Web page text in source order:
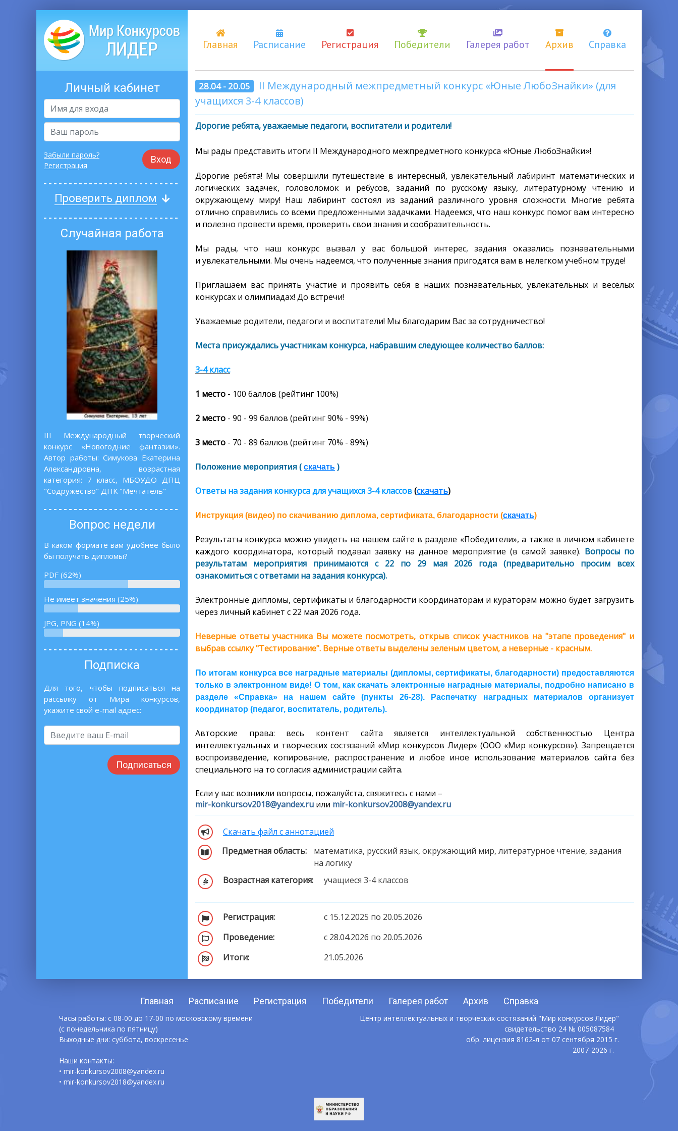
Главная Расписание Регистрация Победители Галерея работ Архив Справка
Личный кабинет
Вход
Забыли пароль?
Регистрация
Проверить диплом
Случайная работа
III Международный творческий
конкурс «Новогодние фантазии».
Автор работы: Симукова Екатерина
Александровна, возрастная
категория: 7 класс, МБОУДО ДПЦ
"Содружество" ДПК "Мечтатель"
Вопрос недели
В каком формате вам удобнее было
бы получать дипломы?
PDF (62%)
Не имеет значения (25%)
JPG, PNG (14%)
Подписка
Для того, чтобы подписаться на
рассылку от Мира конкурсов,
укажите свой e-mail адрес:
Подписаться
28.04 - 20.05
II Международный межпредметный конкурс «Юные ЛюбоЗнайки» (для
учащихся 3-4 классов)
Дорогие ребята, уважаемые педагоги, воспитатели и родители!
Мы рады представить итоги II Международного межпредметного конкурса «Юные ЛюбоЗнайки»!
Дорогие ребята! Мы совершили путешествие в интересный, увлекательный лабиринт математических и
логических задачек, головоломок и ребусов, заданий по русскому языку, литературному чтению и
окружающему миру! Наш лабиринт состоял из заданий различного уровня сложности. Многие ребята
отлично справились со всеми предложенными задачками. Надеемся, что наш конкурс помог вам интересно
и полезно провести время, проверить свои знания и сообразительность.
Мы рады, что наш конкурс вызвал у вас большой интерес, задания оказались познавательными
и увлекательными. Мы очень надеемся, что полученные знания пригодятся вам в нелегком учебном труде!
Приглашаем вас принять участие и проявить себя в наших познавательных, увлекательных и весёлых
конкурсах и олимпиадах! До встречи!
Уважаемые родители, педагоги и воспитатели! Мы благодарим Вас за сотрудничество!
Места присуждались участникам конкурса, набравшим следующее количество баллов:
3-4 класс
1 место - 100 баллов (рейтинг 100%)
2 место - 90 - 99 баллов (рейтинг 90% - 99%)
3 место - 70 - 89 баллов (рейтинг 70% - 89%)
Положение мероприятия ( скачать )
Ответы на задания конкурсадля учащихся 3-4 классов(скачать)
Инструкция (видео) по скачиванию диплома, сертификата, благодарности (скачать)
Результаты конкурса можно увидеть на нашем сайте в разделе «Победители», а также в личном кабинете
каждого координатора, который подавал заявку на данное мероприятие (в самой заявке). Вопросы по
результатам мероприятия принимаются с 22 по 29 мая 2026 года (предварительно просим всех
ознакомиться с ответами на задания конкурса).
Электронные дипломы, сертификаты и благодарности координаторам и кураторам можно будет загрузить
через личный кабинет с 22 мая 2026 года.
Неверные ответы участника Вы можете посмотреть, открыв список участников на "этапе проведения" и
выбрав ссылку "Тестирование". Верные ответы выделены зеленым цветом, а неверные - красным.
По итогам конкурса все наградные материалы (дипломы, сертификаты, благодарности) предоставляются
только в электронном виде! О том, как скачать электронные наградные материалы, подробно написано в
разделе «Справка» на нашем сайте (пункты 26-28). Распечатку наградных материалов организует
координатор (педагог, воспитатель, родитель).
Авторские права: весь контент сайта является интеллектуальной собственностью Центра
интеллектуальных и творческих состязаний «Мир конкурсов Лидер» (ООО «Мир конкурсов»). Запрещается
воспроизведение, копирование, распространение и любое иное использование материалов сайта без
специального на то согласия администрации сайта.
Если у вас возникли вопросы, пожалуйста, свяжитесь с нами –
mir-konkursov2018@yandex.ru или mir-konkursov2008@yandex.ru
Скачать файл с аннотацией
Предметная область:
математика, русский язык, окружающий мир, литературное чтение, задания
на логику
Возрастная категория:
учащиеся 3-4 классов
Регистрация:
c 15.12.2025 по 20.05.2026
Проведение:
c 28.04.2026 по 20.05.2026
Итоги:
21.05.2026
Главная Расписание Регистрация Победители Галерея работ Архив Справка
Часы работы: с 08-00 до 17-00 по московскому времени
(с понедельника по пятницу)
Выходные дни: суббота, воскресенье
Наши контакты:
• mir-konkursov2008@yandex.ru
• mir-konkursov2018@yandex.ru
Центр интеллектуальных и творческих состязаний "Мир конкурсов Лидер"
свидетельство 24 № 005087584
обр. лицензия 8162-л от 07 сентября 2015 г.
2007-2026 г.